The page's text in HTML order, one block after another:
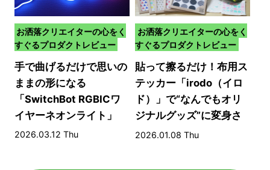
お洒落クリエイターの心をく
すぐるプロダクトレビュー
手で曲げるだけで思いの
ままの形になる
「SwitchBot RGBICワ
イヤーネオンライト」
2026.03.12 Thu
お洒落クリエイターの心をく
すぐるプロダクトレビュー
貼って擦るだけ！布用ス
テッカー「irodo（イロ
ド）」で“なんでもオリ
ジナルグッズ”に変身さ
せる方法​
2026.01.08 Thu